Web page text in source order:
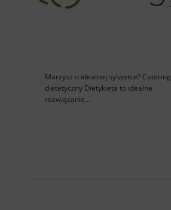
Marzysz o idealnej sylwetce? Catering
dietetyczny Dietykieta to idealne
rozwiązanie...